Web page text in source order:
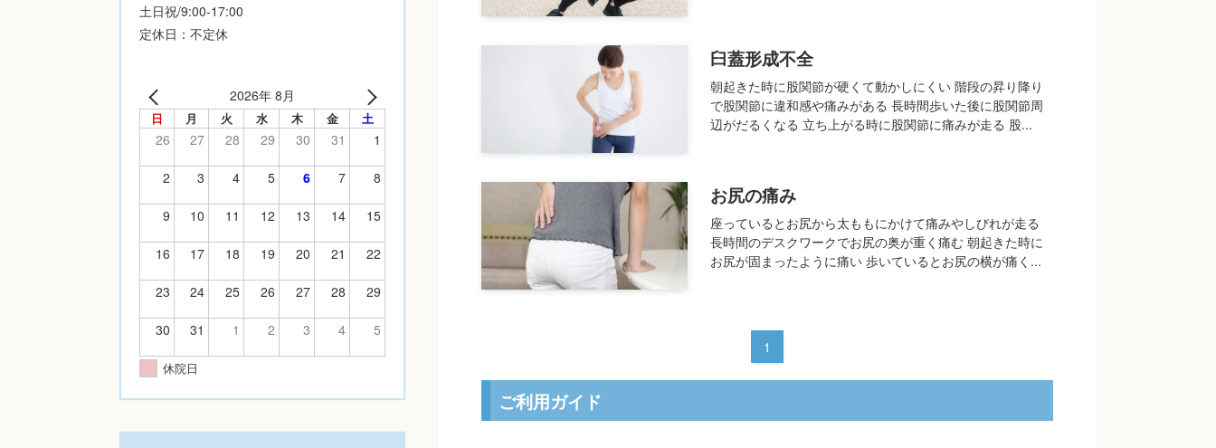
臼蓋形成不全
朝起きた時に股関節が硬くて動かしにくい 階段の昇り降り
で股関節に違和感や痛みがある 長時間歩いた後に股関節周
辺がだるくなる 立ち上がる時に股関節に痛みが走る 股...
お尻の痛み
座っているとお尻から太ももにかけて痛みやしびれが走る
長時間のデスクワークでお尻の奥が重く痛む 朝起きた時に
お尻が固まったように痛い 歩いているとお尻の横が痛く...
1
ご利用ガイド
土日祝/9:00-17:00
定休日：不定休
2026年 8月
日 月 火 水 木 金 土
26 27 28 29 30 31 1
2 3 4 5 6 7 8
9 10 11 12 13 14 15
16 17 18 19 20 21 22
23 24 25 26 27 28 29
30 31 1 2 3 4 5
休院日